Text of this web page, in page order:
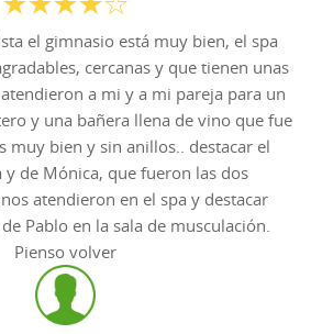
el gimnasio está muy bien, el spa
cercanas y que tienen unas
a mi y a mi pareja para un
y una bañera llena de vino que fue
muy bien y sin anillos.. destacar el
y de Mónica, que fueron las dos
atendieron en el spa y destacar
Pablo en la sala de musculación.
Pienso volver